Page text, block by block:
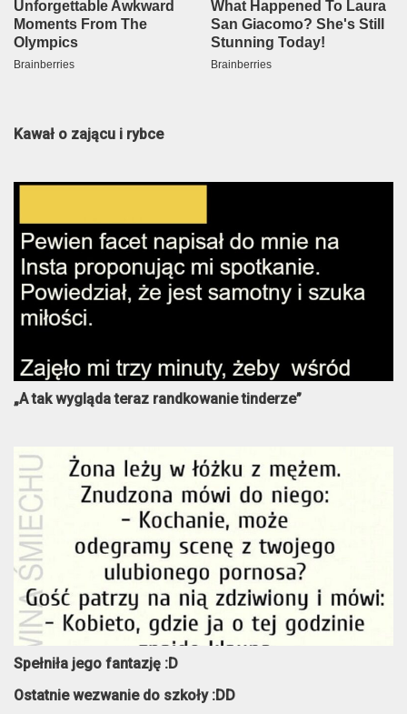
Kawał o zającu i rybce
„A tak wygląda teraz randkowanie tinderze”
Spełniła jego fantazję :D
Ostatnie wezwanie do szkoły :DD